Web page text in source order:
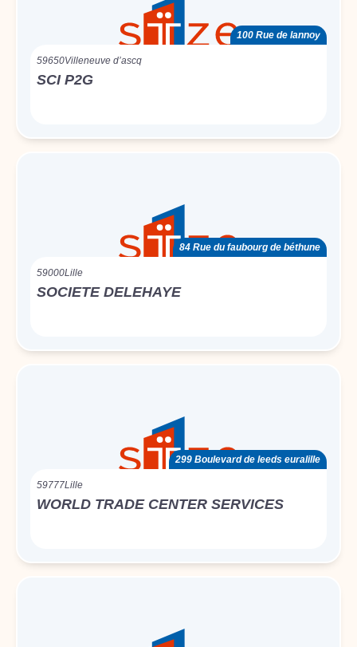
100 Rue de lannoy
59650Villeneuve d’ascq
SCI P2G
84 Rue du faubourg de béthune
59000Lille
SOCIETE DELEHAYE
299 Boulevard de leeds euralille
59777Lille
WORLD TRADE CENTER SERVICES